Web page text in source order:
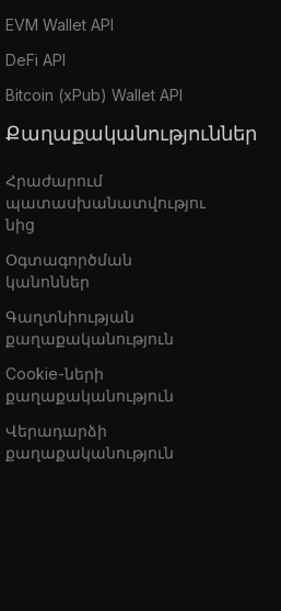
EVM Wallet API
DeFi API
Bitcoin (xPub) Wallet API
Քաղաքականություններ
Հրաժարում
պատասխանատվությու
նից
Օգտագործման
կանոններ
Գաղտնիության
քաղաքականություն
Cookie-ների
քաղաքականություն
Վերադարձի
քաղաքականություն